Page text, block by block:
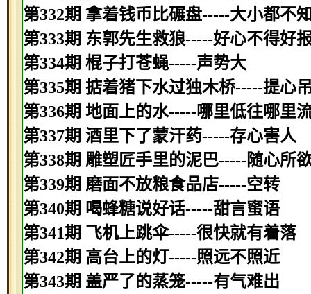
第332期 拿着钱币比碾盘-----大小都不
第333期 东郭先生救狼-----好心不得好
第334期 棍子打苍蝇-----声势大
第335期 掂着猪下水过独木桥-----提心
第336期 地面上的水-----哪里低往哪里
第337期 酒里下了蒙汗药-----存心害人
第338期 雕塑匠手里的泥巴-----随心所
第339期 磨面不放粮食品店-----空转
第340期 喝蜂糖说好话-----甜言蜜语
第341期 飞机上跳伞-----很快就有着落
第342期 高台上的灯-----照远不照近
第343期 盖严了的蒸笼-----有气难出